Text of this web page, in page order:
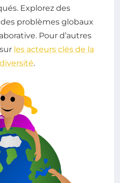
Explorez des
problèmes globaux
Pour d’autres
les acteurs clés de la
.